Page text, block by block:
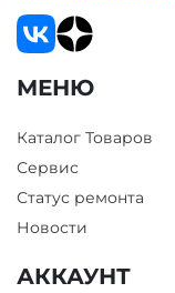
МЕНЮ
Каталог Товаров
Сервис
Статус ремонта
Новости
АККАУНТ